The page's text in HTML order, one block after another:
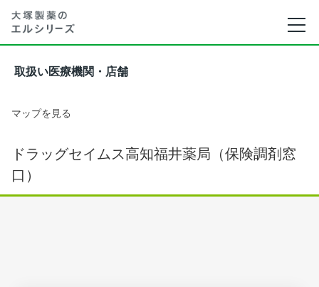
取扱い医療機関・店舗
マップを見る
ドラッグセイムス高知福井薬局（保険調剤窓
口）